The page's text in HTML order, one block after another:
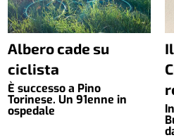
Albero cade su
ciclista
È successo a Pino
Torinese. Un 91enne in
ospedale